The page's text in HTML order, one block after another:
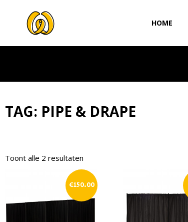
HOME
TAG: PIPE & DRAPE
Toont alle 2 resultaten
€150.00